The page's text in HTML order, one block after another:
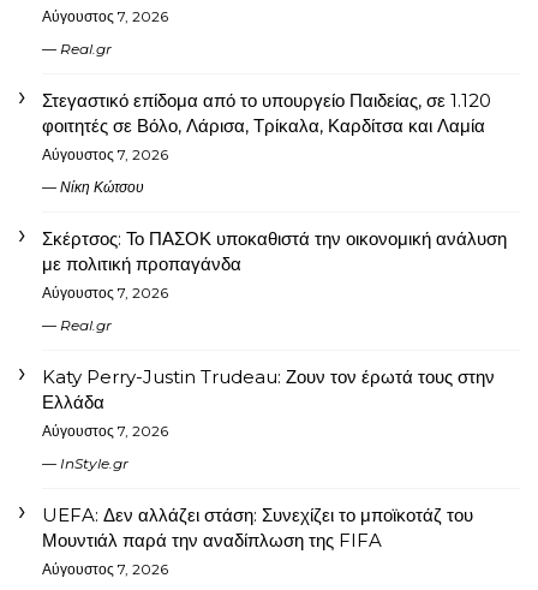
Αύγουστος 7, 2026
Real.gr
Στεγαστικό επίδομα από το υπουργείο Παιδείας, σε 1.120
φοιτητές σε Βόλο, Λάρισα, Τρίκαλα, Καρδίτσα και Λαμία
Αύγουστος 7, 2026
Νίκη Κώτσου
Σκέρτσος: Το ΠΑΣΟΚ υποκαθιστά την οικονομική ανάλυση
με πολιτική προπαγάνδα
Αύγουστος 7, 2026
Real.gr
Katy Perry-Justin Trudeau: Ζουν τον έρωτά τους στην
Ελλάδα
Αύγουστος 7, 2026
InStyle.gr
UEFA: Δεν αλλάζει στάση: Συνεχίζει το μποϊκοτάζ του
Μουντιάλ παρά την αναδίπλωση της FIFA
Αύγουστος 7, 2026